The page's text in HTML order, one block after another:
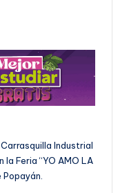
Carrasquilla Industrial
la Feria “YO AMO LA